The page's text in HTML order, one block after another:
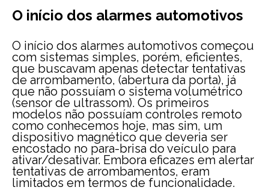
O início dos alarmes automotivos
O início dos alarmes automotivos começou
com sistemas simples, porém, eficientes,
que buscavam apenas detectar tentativas
de arrombamento, (abertura da porta), já
que não possuíam o sistema volumétrico
(sensor de ultrassom). Os primeiros
modelos não possuíam controles remoto
como conhecemos hoje, mas sim, um
dispositivo magnético que deveria ser
encostado no para-brisa do veículo para
ativar/desativar. Embora eficazes em alertar
tentativas de arrombamentos, eram
limitados em termos de funcionalidade.